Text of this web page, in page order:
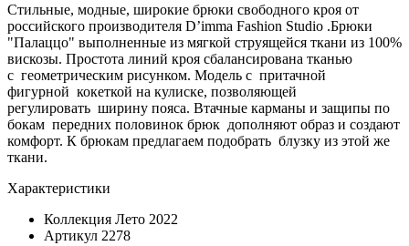
Стильные, модные, широкие брюки свободного кроя от
российского производителя D’imma Fashion Studio .Брюки
"Палаццо" выполненные из мягкой струящейся ткани из 100%
вискозы. Простота линий кроя сбалансирована тканью
с геометрическим рисунком. Модель с притачной
фигурной кокеткой на кулиске, позволяющей
регулировать ширину пояса. Втачные карманы и защипы по
бокам передних половинок брюк дополняют образ и создают
комфорт. К брюкам предлагаем подобрать блузку из этой же
ткани.
Характеристики
Коллекция Лето 2022
Артикул 2278